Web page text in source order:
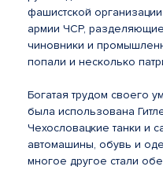
фашистской
армии ЧСР,
чиновники и
попали и несколько
Богатая трудом своего
была использована
Чехословацкие танки и
автомашины, обувь и
многое другое стали